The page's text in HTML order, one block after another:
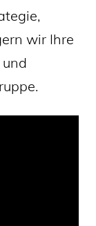
wir Ihre